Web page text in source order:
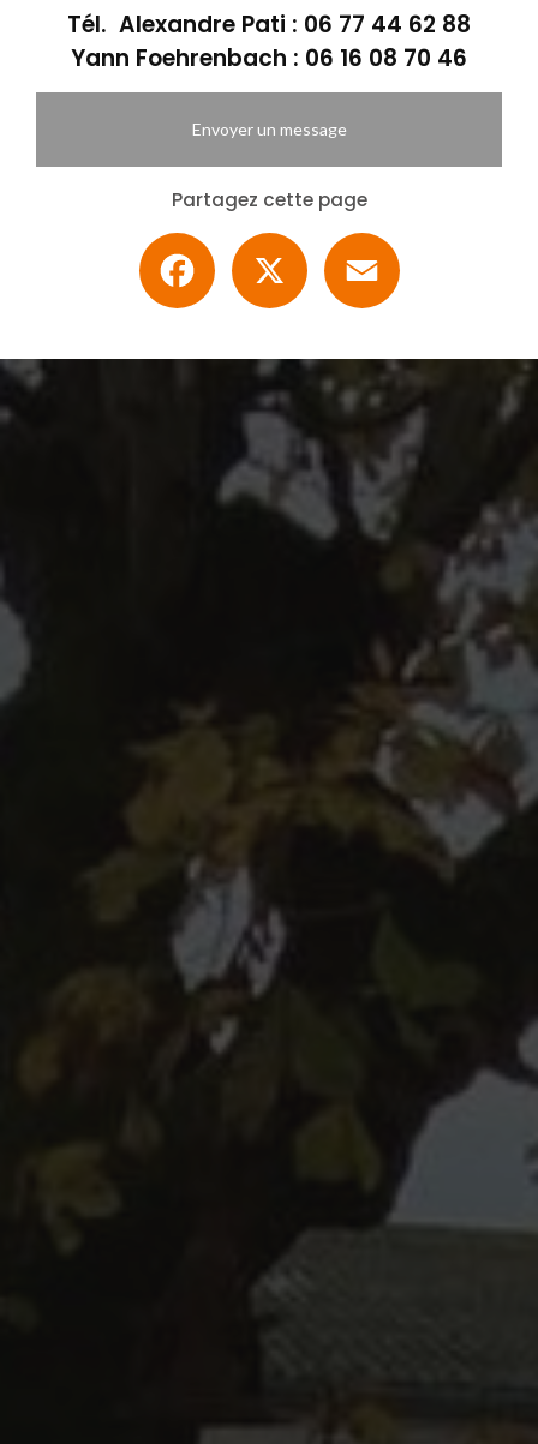
Tél. Alexandre Pati : 06 77 44 62 88
Yann Foehrenbach : 06 16 08 70 46
Envoyer un message
Partagez cette page
Facebook